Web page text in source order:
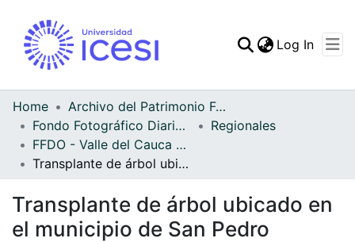
Statistics
Log In
Home
Archivo del Patrimonio Fotográfico y Fílmico del Valle del Cauca
Fondo Fotográfico Diario Occidente
Regionales
FFDO - Valle del Cauca - Patrimonial
Transplante de árbol ubicado en el municipio de San Pedro
Transplante de árbol ubicado en
el municipio de San Pedro